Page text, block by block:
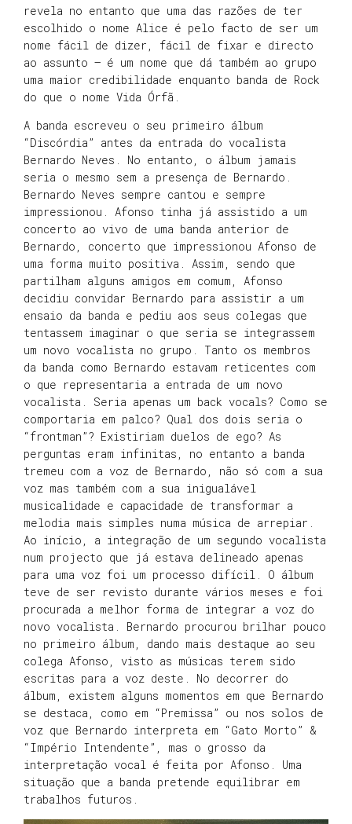
revela no entanto que uma das razões de ter
escolhido o nome Alice é pelo facto de ser um
nome fácil de dizer, fácil de fixar e directo
ao assunto – é um nome que dá também ao grupo
uma maior credibilidade enquanto banda de Rock
do que o nome Vida Órfã.
A banda escreveu o seu primeiro álbum
“Discórdia” antes da entrada do vocalista
Bernardo Neves. No entanto, o álbum jamais
seria o mesmo sem a presença de Bernardo.
Bernardo Neves sempre cantou e sempre
impressionou. Afonso tinha já assistido a um
concerto ao vivo de uma banda anterior de
Bernardo, concerto que impressionou Afonso de
uma forma muito positiva. Assim, sendo que
partilham alguns amigos em comum, Afonso
decidiu convidar Bernardo para assistir a um
ensaio da banda e pediu aos seus colegas que
tentassem imaginar o que seria se integrassem
um novo vocalista no grupo. Tanto os membros
da banda como Bernardo estavam reticentes com
o que representaria a entrada de um novo
vocalista. Seria apenas um back vocals? Como se
comportaria em palco? Qual dos dois seria o
“frontman”? Existiriam duelos de ego? As
perguntas eram infinitas, no entanto a banda
tremeu com a voz de Bernardo, não só com a sua
voz mas também com a sua inigualável
musicalidade e capacidade de transformar a
melodia mais simples numa música de arrepiar.
Ao início, a integração de um segundo vocalista
num projecto que já estava delineado apenas
para uma voz foi um processo difícil. O álbum
teve de ser revisto durante vários meses e foi
procurada a melhor forma de integrar a voz do
novo vocalista. Bernardo procurou brilhar pouco
no primeiro álbum, dando mais destaque ao seu
colega Afonso, visto as músicas terem sido
escritas para a voz deste. No decorrer do
álbum, existem alguns momentos em que Bernardo
se destaca, como em “Premissa” ou nos solos de
voz que Bernardo interpreta em “Gato Morto” &
“Império Intendente”, mas o grosso da
interpretação vocal é feita por Afonso. Uma
situação que a banda pretende equilibrar em
trabalhos futuros.